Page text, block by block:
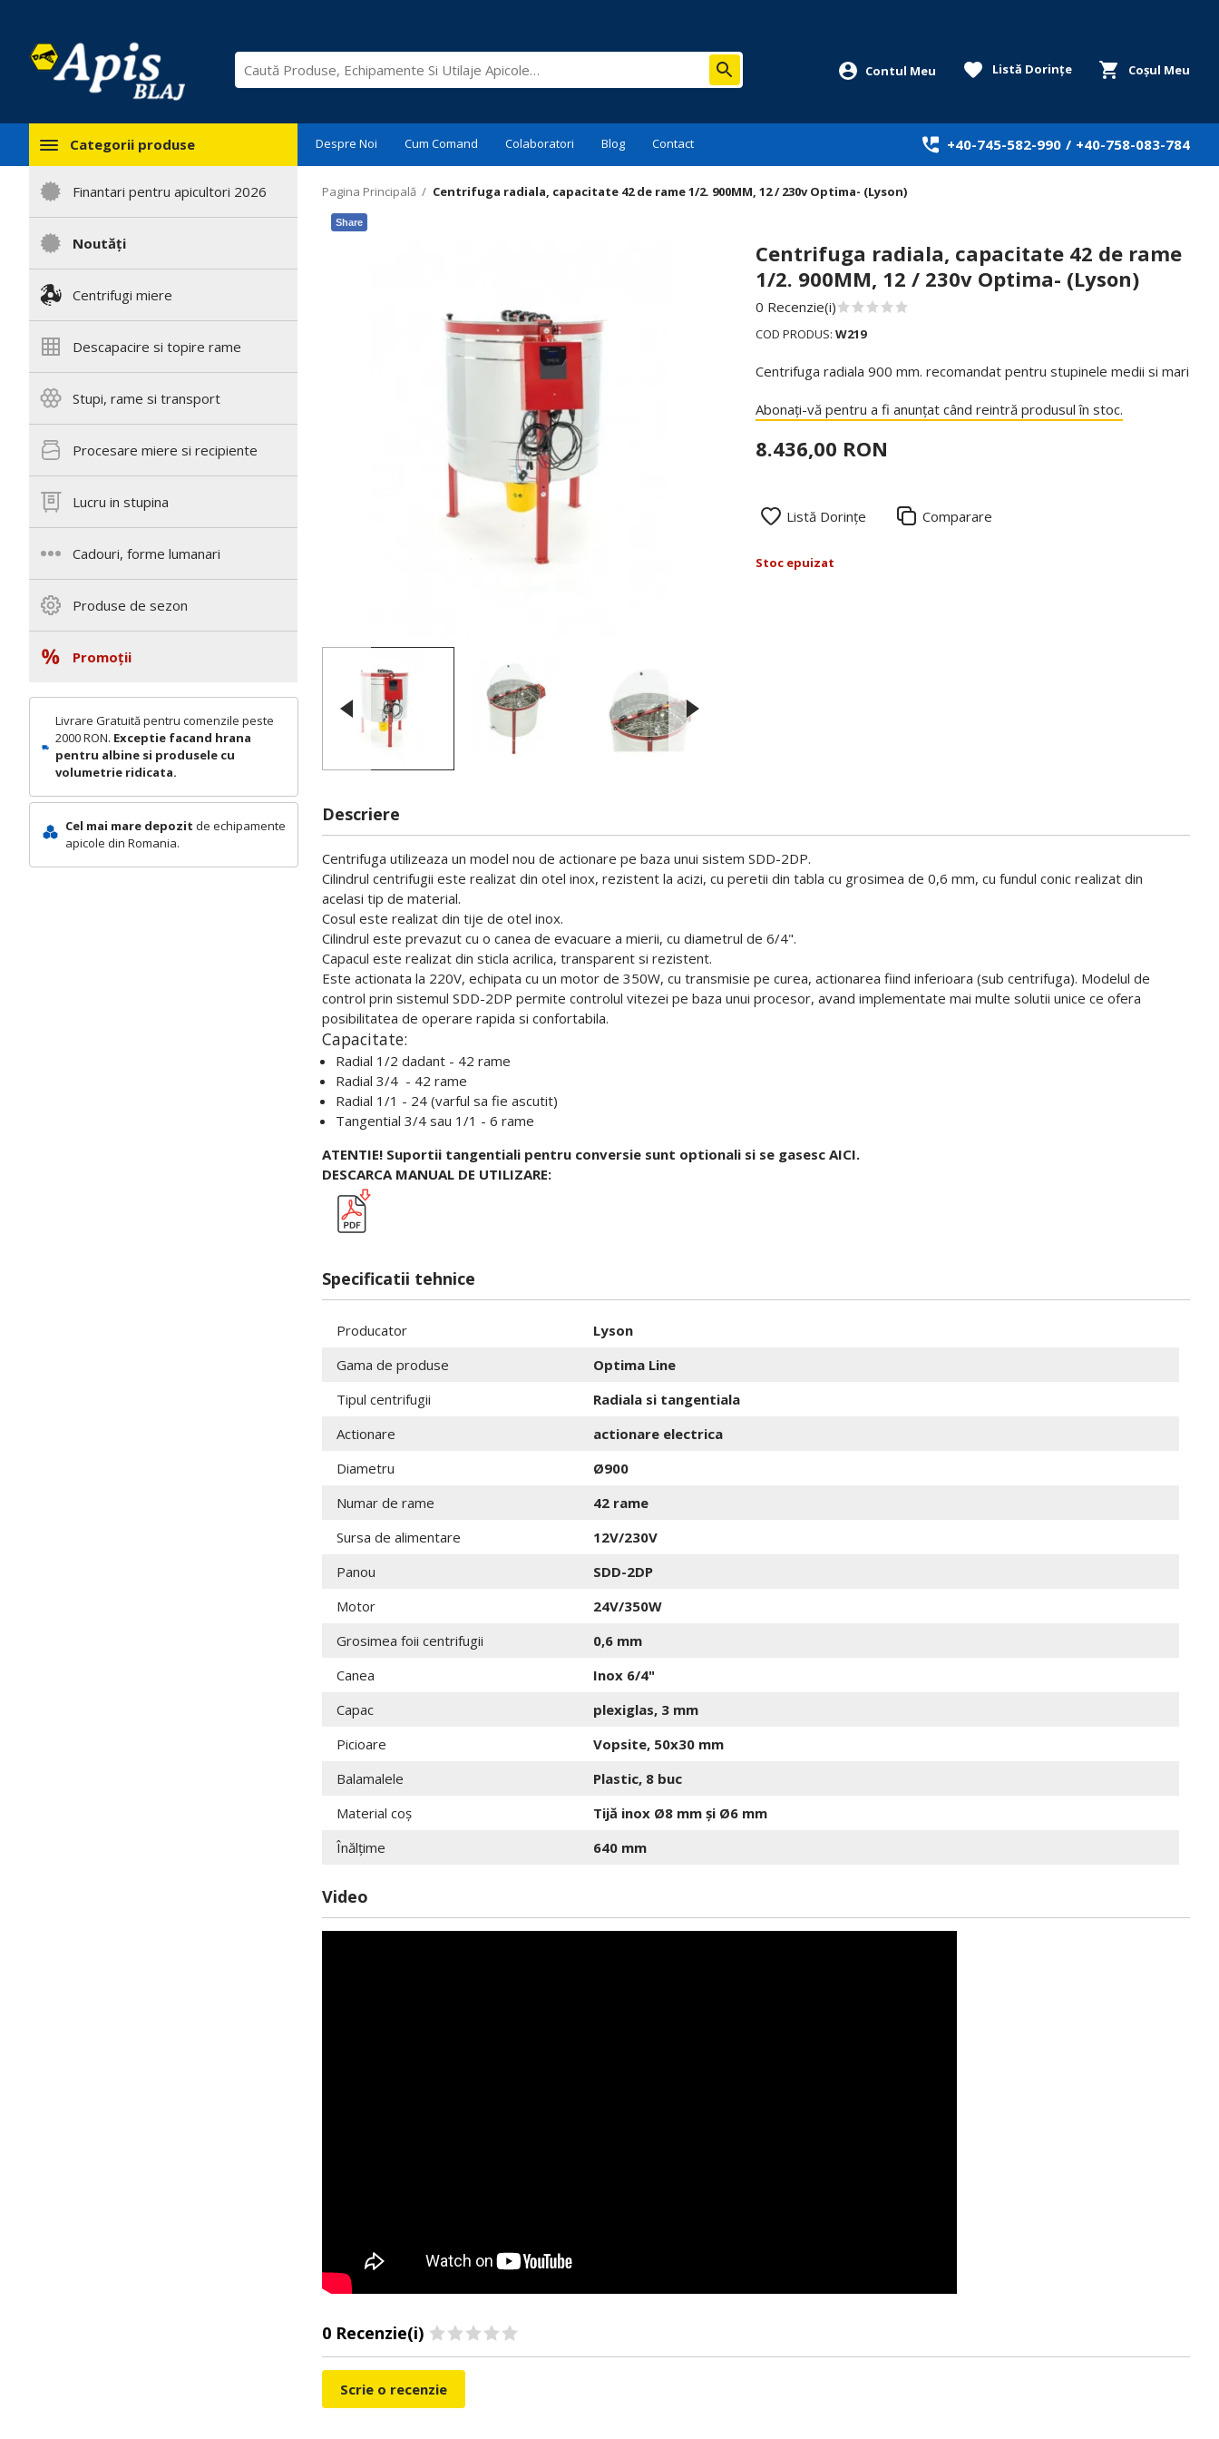
Coșul Meu
Listă Dorințe
Categorii produse
Finantari pentru apicultori 2026
Noutăți
Centrifugi miere
Descapacire si topire rame
Stupi, rame si transport
Procesare miere si recipiente
Lucru in stupina
Cadouri, forme lumanari
Produse de sezon
Promoții
Despre Noi Cum Comand Colaboratori Blog Contact +40-745-582-990 / +40-758-083-784
Livrare Gratuită pentru comenzile peste
2000 RON. Exceptie facand hrana
pentru albine si produsele cu
volumetrie ridicata.
Cel mai mare depozit de echipamente
apicole din Romania.
Pagina Principală / Centrifuga radiala, capacitate 42 de rame 1/2. 900MM, 12 / 230v Optima- (Lyson)
Share
Centrifuga radiala, capacitate 42 de rame
1/2. 900MM, 12 / 230v Optima- (Lyson)
0 Recenzie(i)
COD PRODUS:W219
Centrifuga radiala 900 mm. recomandat pentru stupinele medii si mari
Abonați-vă pentru a fi anunțat când reintră produsul în stoc.
8.436,00 RON
Listă Dorințe Comparare
Stoc epuizat
Descriere
Centrifuga utilizeaza un model nou de actionare pe baza unui sistem SDD-2DP.
Cilindrul centrifugii este realizat din otel inox, rezistent la acizi, cu peretii din tabla cu grosimea de 0,6 mm, cu fundul conic realizat din
acelasi tip de material.
Cosul este realizat din tije de otel inox.
Cilindrul este prevazut cu o canea de evacuare a mierii, cu diametrul de 6/4".
Capacul este realizat din sticla acrilica, transparent si rezistent.
Este actionata la 220V, echipata cu un motor de 350W, cu transmisie pe curea, actionarea fiind inferioara (sub centrifuga). Modelul de
control prin sistemul SDD-2DP permite controlul vitezei pe baza unui procesor, avand implementate mai multe solutii unice ce ofera
posibilitatea de operare rapida si confortabila.
Capacitate:
Radial 1/2 dadant - 42 rame
Radial 3/4 - 42 rame
Radial 1/1 - 24 (varful sa fie ascutit)
Tangential 3/4 sau 1/1 - 6 rame
ATENTIE! Suportii tangentiali pentru conversie sunt optionali si se gasesc AICI.
DESCARCA MANUAL DE UTILIZARE:
Specificatii tehnice
Producator
Lyson
Gama de produse
Optima Line
Tipul centrifugii
Radiala si tangentiala
Actionare
actionare electrica
Diametru
Ø900
Numar de rame
42 rame
Sursa de alimentare
12V/230V
Panou
SDD-2DP
Motor
24V/350W
Grosimea foii centrifugii
0,6 mm
Canea
Inox 6/4"
Capac
plexiglas, 3 mm
Picioare
Vopsite, 50x30 mm
Balamalele
Plastic, 8 buc
Material coș
Tijă inox Ø8 mm și Ø6 mm
Înălțime
640 mm
Video
0 Recenzie(i)
Scrie o recenzie